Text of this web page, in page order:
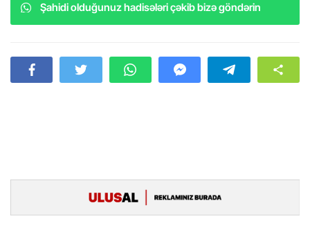
Şahidi olduğunuz hadisələri çəkib bizə göndərin